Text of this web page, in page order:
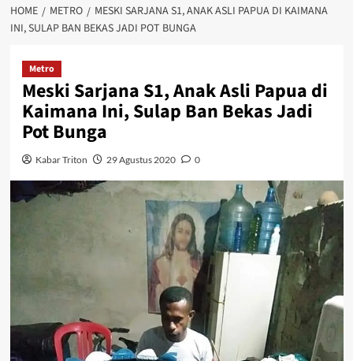
HOME METRO
MESKI SARJANA S1, ANAK ASLI PAPUA DI KAIMANA
INI, SULAP BAN BEKAS JADI POT BUNGA
Metro
Meski Sarjana S1, Anak Asli Papua di
Kaimana Ini, Sulap Ban Bekas Jadi
Pot Bunga
Kabar Triton 29 Agustus 2020 0